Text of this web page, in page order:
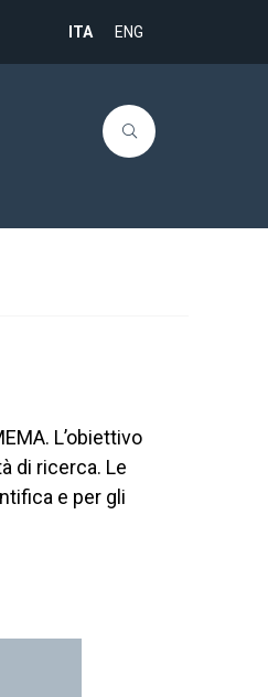
ITA ENG
L’obiettivo
di ricerca. Le
e per gli